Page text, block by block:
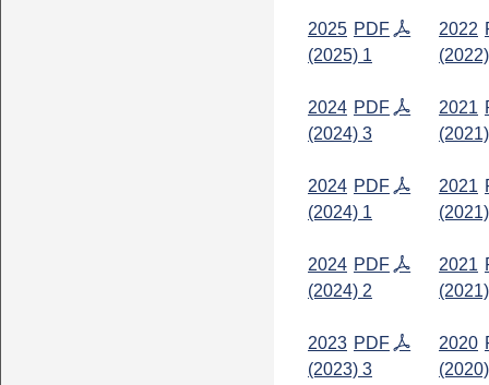
PDF
2025
(2025) 1
PDF
2024
(2024) 3
PDF
2024
(2024) 1
PDF
2024
(2024) 2
PDF
2023
(2023) 3
2022
2021
2021
2021
2020